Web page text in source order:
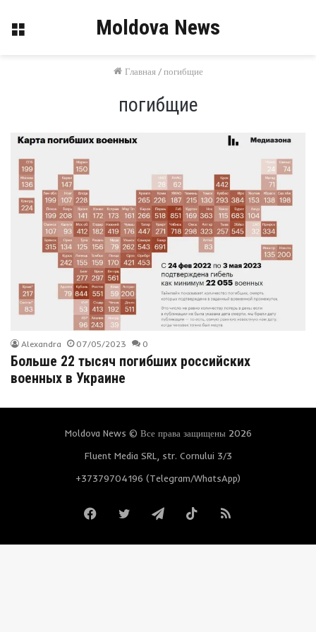
Меню Moldova News
Главная / погибщие
погибщие
Alexandra 07/05/2023 0
Больше 22 тысяч погибших российских
военных в Украине
Moldova News © Все права защищены 2026
Fluent Media SRL, str. Cornului 3/3
+37379704196 (Telegram/WhatsApp)
FacebookTwitterTelegramTikTokRSS